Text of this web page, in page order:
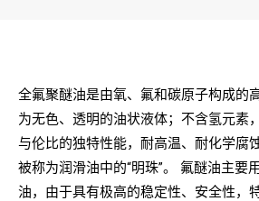
全氟聚醚油是由氧、氟和碳原子构成的
为无色、透明的油状液体；不含氢元素
与伦比的独特性能，耐高温、耐化学腐
被称为润滑油中的“明珠”。 氟醚油主要
油，由于具有极高的稳定性、安全性，